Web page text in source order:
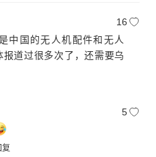
16
中国的无人机配件和无人
道过很多次了，还需要乌
5
复